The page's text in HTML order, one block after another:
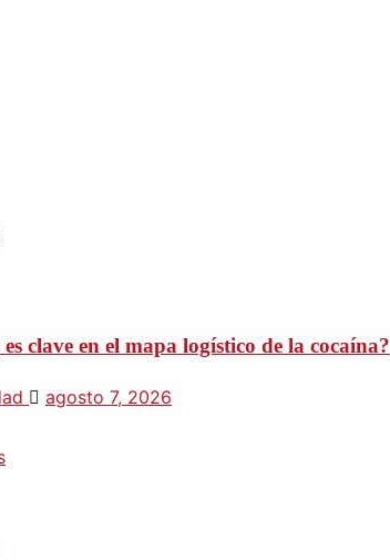
clave en el mapa logístico de la cocaína?
agosto 7, 2026